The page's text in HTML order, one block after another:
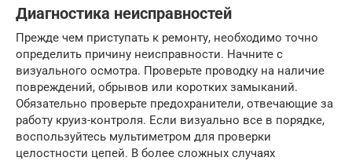
Диагностика неисправностей
Прежде чем приступать к ремонту, необходимо точно
определить причину неисправности. Начните с
визуального осмотра. Проверьте проводку на наличие
повреждений, обрывов или коротких замыканий.
Обязательно проверьте предохранители, отвечающие за
работу круиз-контроля. Если визуально все в порядке,
воспользуйтесь мультиметром для проверки
целостности цепей. В более сложных случаях